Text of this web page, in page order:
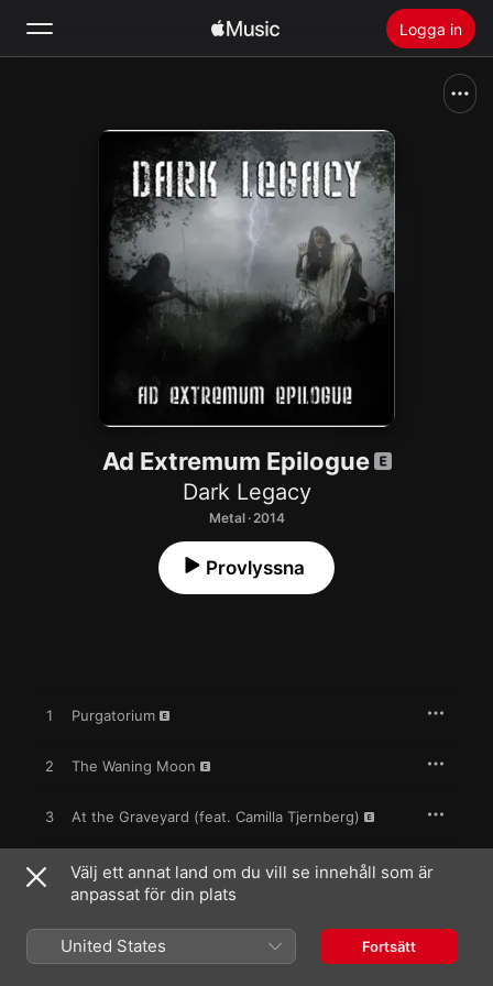
Logga in
Installera Apple Music
Ad Extremum Epilogue
Dark Legacy
Metal · 2014
Provlyssna
1 Purgatorium
2 The Waning Moon
3 At the Graveyard (feat. Camilla Tjernberg)
4 Sustain Until It Dies
6 Wolf Moon
Välj ett annat land om du vill se innehåll som är
anpassat för din plats
United States Fortsätt